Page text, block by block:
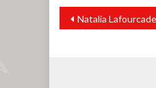
Navegación
entradas
Natalia Lafourcade canta